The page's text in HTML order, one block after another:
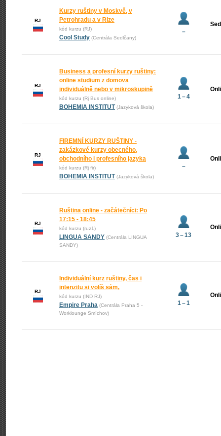
RJ
Kurzy ruštiny v Moskvě, v
Petrohradu a v Rize
kód kurzu (RJ)
Cool Study (Centrála Sedlčany)
–
RJ
Business a profesní kurzy ruštiny:
online studium z domova
individuálně nebo v mikroskupině
kód kurzu (Rj Bus online)
BOHEMIA INSTITUT (Jazyková škola)
1 – 4
RJ
FIREMNÍ KURZY RUŠTINY -
zakázkové kurzy obecného,
obchodního i profesního jazyka
kód kurzu (Rj fir)
BOHEMIA INSTITUT (Jazyková škola)
–
RJ
Ruština online - začátečníci: Po
17:15 - 18:45
kód kurzu (ruz1)
LINGUA SANDY (Centrála LINGUA
SANDY)
3 – 13
RJ
Individuální kurz ruštiny, čas i
intenzitu si volíš sám,
kód kurzu (IND RJ)
Empire Praha (Centrála Praha 5 -
Worklounge Smíchov)
1 – 1